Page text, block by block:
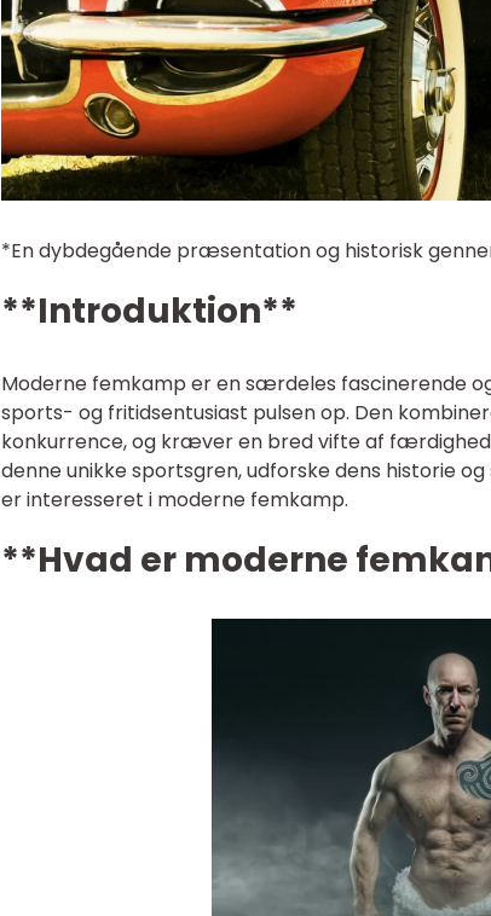
*En dybdegående præsentation og historisk
**Introduktion**
Moderne femkamp er en særdeles fascinerende
sports- og fritidsentusiast pulsen op. Den
konkurrence, og kræver en bred vifte af
denne unikke sportsgren, udforske dens historie
er interesseret i moderne femkamp.
**Hvad er moderne